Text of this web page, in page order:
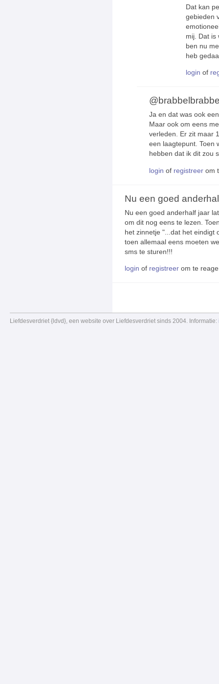
Dat kan
gebieden
mij. Dat is
ben nu
heb
login of
Ja en dat was ook
Maar ook om eens
verleden. Er zit maar
een laagtepunt. Toen
hebben dat ik dit zou
login of registreer om
Nu een goed
Nu een goed anderhalf jaar
om dit nog eens te lezen.
het zinnetje "...dat het eindigt
toen allemaal eens moeten
sms te sturen!!!
login of registreer om te
Liefdesverdriet {ldvd}, een website over Liefdesverdriet sinds 2004. Informatie: